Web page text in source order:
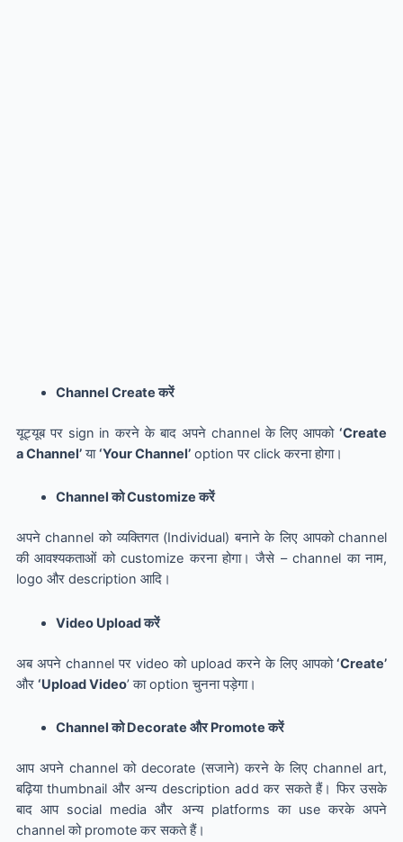
Channel Create करें
यूट्यूब पर sign in करने के बाद अपने channel के लिए आपको‘Create
aChannel’या‘YourChannel’option पर click करना होगा।
Channel को Customize करें
अपने channel को व्यक्तिगत (Individual) बनाने के लिए आपको channel
की आवश्यकताओं को customize करना होगा। जैसे – channel का नाम,
logo और description आदि।
Video Upload करें
अब अपने channel पर video को upload करने के लिए आपको‘Create’
और ‘Upload Video’ का option चुनना पड़ेगा।
Channel को Decorate और Promote करें
आप अपने channel को decorate (सजाने) करने के लिए channel art,
बढ़िया thumbnail और अन्य description add कर सकते हैं। फिर उसके
बाद आप social media और अन्य platforms का use करके अपने
channel को promote कर सकते हैं।